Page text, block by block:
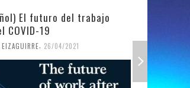
El futuro del trabajo
COVID-19
EIZAGUIRRE 26/04/2021